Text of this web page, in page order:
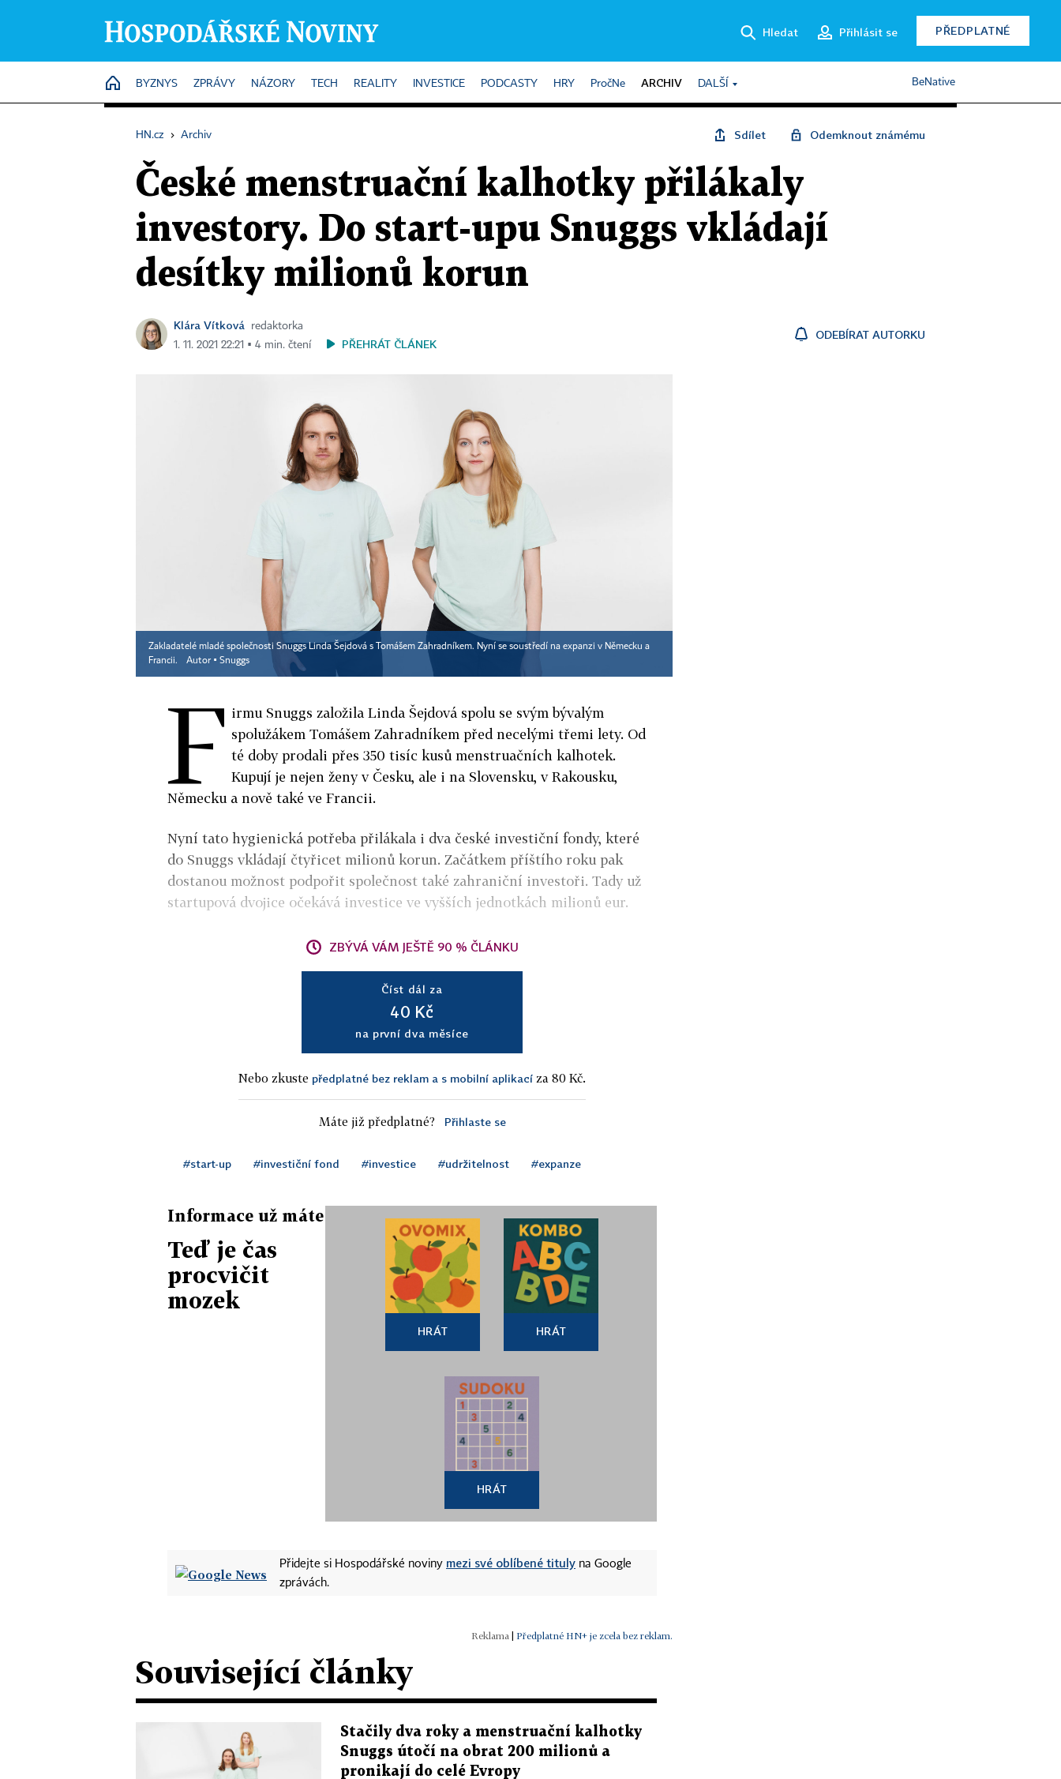
Hledat Přihlásit se PŘEDPLATNÉ
HOME
BYZNYS ZPRÁVY NÁZORY TECH REALITY INVESTICE PODCASTY HRY PročNe ARCHIV DALŠÍ BeNative
HN.cz › Archiv Sdílet Odemknout známému
České menstruační kalhotky přilákaly
investory. Do start-upu Snuggs vkládají
desítky milionů korun
Klára Vítková
redaktorka
1. 11. 2021 22:21 ▪ 4 min. čtení
PŘEHRÁT ČLÁNEK
ODEBÍRAT AUTORKU
Zakladatelé mladé společnosti Snuggs Linda Šejdová s Tomášem Zahradníkem. Nyní se soustředí na expanzi v Německu a
Francii.
Autor ▪ Snuggs
F irmu Snuggs založila Linda Šejdová spolu se svým bývalým
spolužákem Tomášem Zahradníkem před necelými třemi lety. Od
té doby prodali přes 350 tisíc kusů menstruačních kalhotek.
Kupují je nejen ženy v Česku, ale i na Slovensku, v Rakousku,
Německu a nově také ve Francii.
Nyní tato hygienická potřeba přilákala i dva české investiční fondy, které
do Snuggs vkládají čtyřicet milionů korun. Začátkem příštího roku pak
dostanou možnost podpořit společnost také zahraniční investoři. Tady už
startupová dvojice očekává investice ve vyšších jednotkách milionů eur.
ZBÝVÁ VÁM JEŠTĚ 90 % ČLÁNKU
Číst dál za
40 Kč
na první dva měsíce
Nebo zkuste předplatné bez reklam a s mobilní aplikací za 80 Kč.
Máte již předplatné? Přihlaste se
#start-up #investiční fond #investice #udržitelnost #expanze
Informace už máte
Teď je čas
procvičit
mozek
HRÁT HRÁT
HRÁT
Přidejte si Hospodářské noviny mezi své oblíbené tituly na Google
zprávách.
| Předplatné HN+ je zcela bez reklam.
Související články
Stačily dva roky a menstruační kalhotky
Snuggs útočí na obrat 200 milionů a
pronikají do celé Evropy